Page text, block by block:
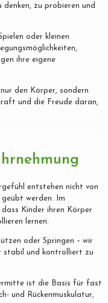
zu probieren und
oder kleinen
ihre eigene
den Körper, sondern
und die Freude daran,
entstehen nicht von
werden. Im
Kinder ihren Körper
lernen.
oder Springen – wir
stabil und kontrolliert zu
ist die Basis für fast
und Rückenmuskulatur,